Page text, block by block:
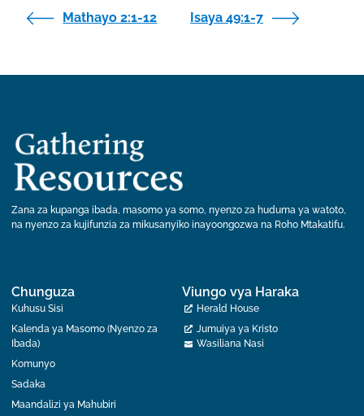
Mathayo 2:1-12 Isaya 49:1-7
Zana za kupanga ibada, masomo ya somo, nyenzo za huduma ya watoto,
na nyenzo za kujifunzia za mikusanyiko inayoongozwa na Roho Mtakatifu.
Chunguza
Kuhusu Sisi
Kalenda ya Masomo (Nyenzo za
Ibada)
Komunyo
Sadaka
Maandalizi ya Mahubiri
Viungo vya Haraka
Herald House
Jumuiya ya Kristo
Wasiliana Nasi